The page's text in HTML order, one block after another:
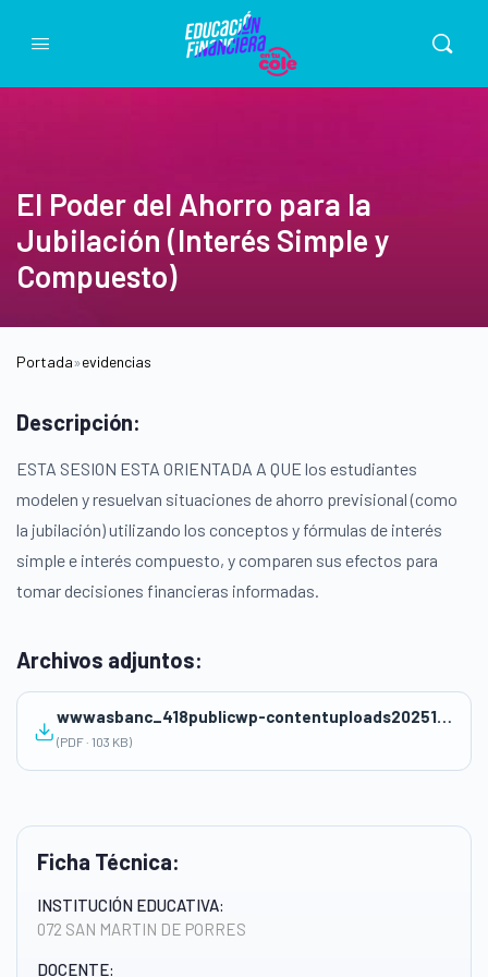
El Poder del Ahorro para la
Jubilación (Interés Simple y
Compuesto)
Portada»evidencias
Ficha Técnica:
INSTITUCIÓN EDUCATIVA:
072 SAN MARTIN DE PORRES
DOCENTE:
Descripción:
ESTA SESION ESTA ORIENTADA A QUE los estudiantes
modelen y resuelvan situaciones de ahorro previsional (como
la jubilación) utilizando los conceptos y fórmulas de interés
simple e interés compuesto, y comparen sus efectos para
tomar decisiones financieras informadas.
Archivos adjuntos:
wwwasbanc_418publicwp-contentuploads202511MISION-3-MARLENE-NAVARRETE-1.pdf
(PDF · 103 KB)